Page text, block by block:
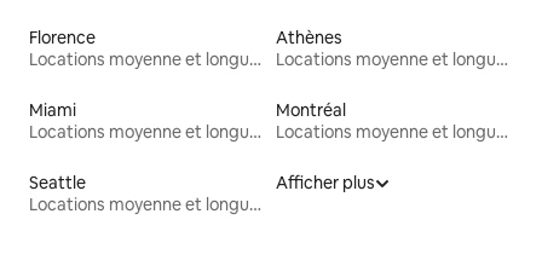
Florence
Locations moyenne et longue durée
Athènes
Locations moyenne et longue durée
Miami
Locations moyenne et longue durée
Montréal
Locations moyenne et longue durée
Seattle
Locations moyenne et longue durée
Afficher plus